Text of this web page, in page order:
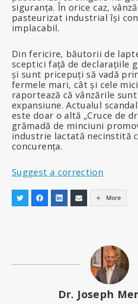
siguranța. În orice caz,
pasteurizat industrial își
implacabil.
Din fericire, băutorii de
sceptici față de declarațiile
și sunt pricepuți să vadă
fermele mari, cât și cele
raportează că vânzările
expansiune. Actualul
este doar o altă „Cruce de
grămadă de minciuni
industrie lactată necinstită
concurența.
Suggest a correction
More
Dr. Joseph